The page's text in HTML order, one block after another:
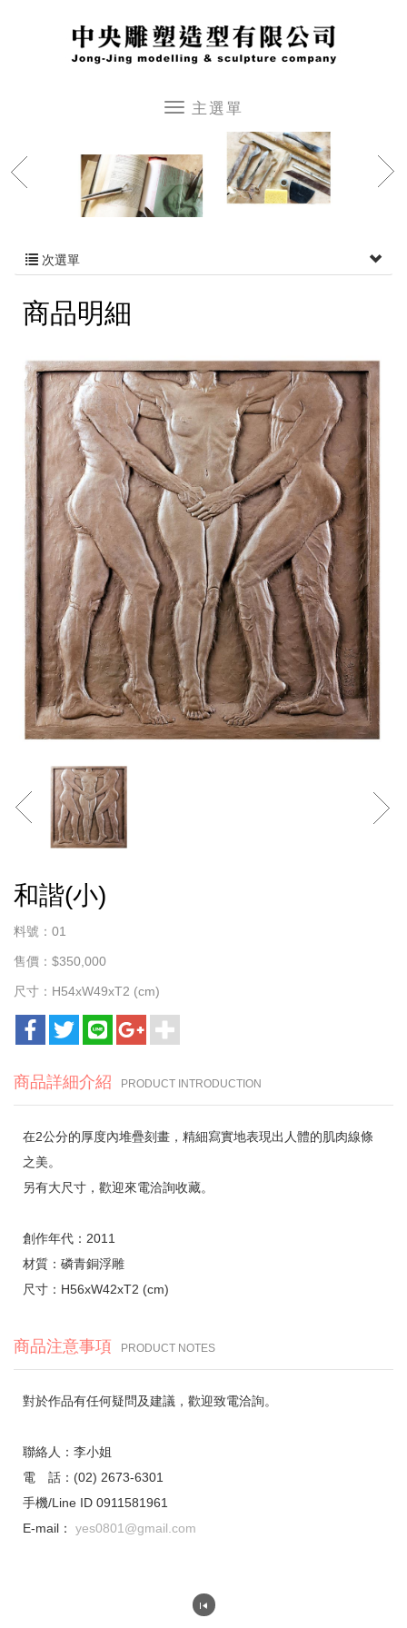
次選單
商品明細
和諧(小)
料號：01
售價：$350,000
尺寸：H54xW49xT2 (cm)
商品詳細介紹 PRODUCT INTRODUCTION
在2公分的厚度內堆疊刻畫，精細寫實地表現出人體的肌肉線條
之美。
另有大尺寸，歡迎來電洽詢收藏。
創作年代：2011
材質：磷青銅浮雕
尺寸：H56xW42xT2 (cm)
商品注意事項 PRODUCT NOTES
對於作品有任何疑問及建議，歡迎致電洽詢。
聯絡人：李小姐
電 話：(02) 2673-6301
手機/Line ID 0911581961
E-mail： yes0801@gmail.com